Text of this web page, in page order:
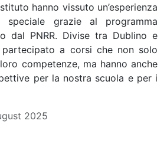
hanno vissuto un’esperienza
speciale grazie al programma
dal PNRR. Divise tra Dublino e
partecipato a corsi che non solo
competenze, ma hanno anche
per la nostra scuola e per i
2025